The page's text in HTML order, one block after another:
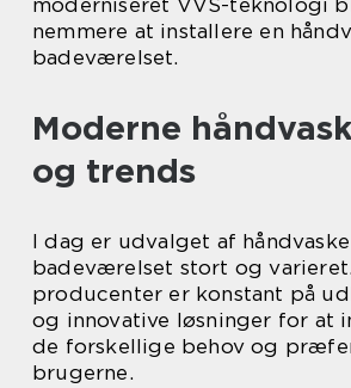
moderniseret VVS-teknologi
nemmere at installere en
badeværelset.
Moderne
og trends
I dag er udvalget af
badeværelset stort og
producenter er konstant på
og innovative løsninger for at
de forskellige behov og
brugerne.